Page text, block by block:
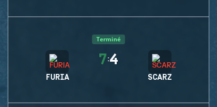
Terminé
FURIA
7:4
SCARZ